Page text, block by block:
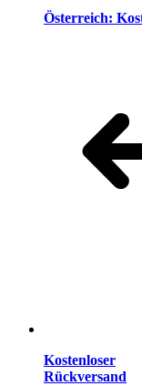
Österreich:
Kostenloser
Rückversand